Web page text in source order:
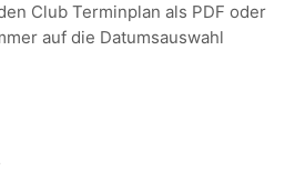
Club Terminplan als PDF oder
auf die Datumsauswahl